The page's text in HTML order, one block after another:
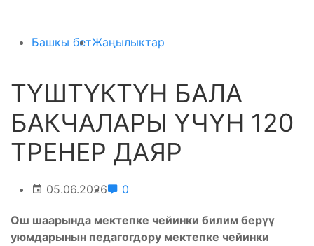
Башкы бетЖаңылыктар
ТҮШТҮКТҮН БАЛА
БАКЧАЛАРЫ ҮЧҮН 120
ТРЕНЕР ДАЯР
05.06.2026 0
Ош шаарында мектепке чейинки билим берүү
уюмдарынын педагогдору мектепке чейинки